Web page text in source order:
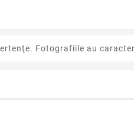
Fotografiile au